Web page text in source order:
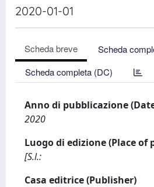
2020-01-01
Scheda breve
Scheda
Scheda completa (DC)
Anno di pubblicazione
2020
Luogo di edizione (Place of
[S.l.:
Casa editrice (Publisher)